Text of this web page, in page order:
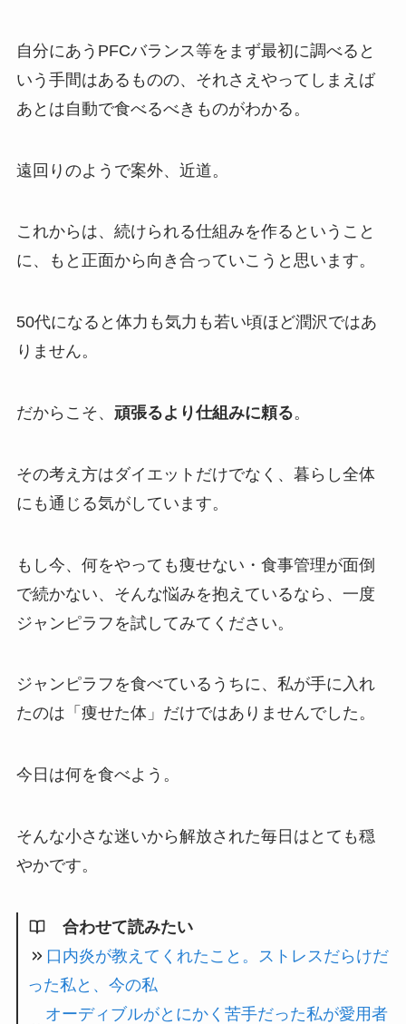
自分にあうPFCバランス等をまず最初に調べると
いう手間はあるものの、それさえやってしまえば
あとは自動で食べるべきものがわかる。
遠回りのようで案外、近道。
これからは、続けられる仕組みを作るということ
に、もと正面から向き合っていこうと思います。
50代になると体力も気力も若い頃ほど潤沢ではあ
りません。
だからこそ、 頑張るより仕組みに頼る。
その考え方はダイエットだけでなく、暮らし全体
にも通じる気がしています。
もし今、何をやっても痩せない・食事管理が面倒
で続かない、そんな悩みを抱えているなら、一度
ジャンピラフを試してみてください。
ジャンピラフを食べているうちに、私が手に入れ
たのは「痩せた体」だけではありませんでした。
今日は何を食べよう。
そんな小さな迷いから解放された毎日はとても穏
やかです。
合わせて読みたい
口内炎が教えてくれたこと。ストレスだらけだ
った私と、今の私
オーディブルがとにかく苦手だった私が愛用者